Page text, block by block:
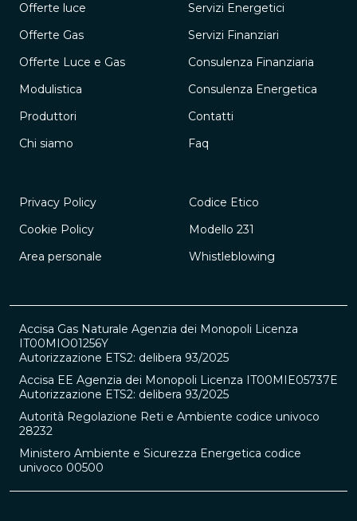
Offerte luce
Offerte Gas
Offerte Luce e Gas
Modulistica
Produttori
Chi siamo
Servizi Energetici
Servizi Finanziari
Consulenza Finanziaria
Consulenza Energetica
Contatti
Faq
Privacy Policy
Cookie Policy
Area personale
Codice Etico
Modello 231
Whistleblowing
Accisa Gas Naturale Agenzia dei Monopoli Licenza
IT00MIO01256Y
Autorizzazione ETS2: delibera 93/2025
Accisa EE Agenzia dei Monopoli Licenza IT00MIE05737E
Autorizzazione ETS2: delibera 93/2025
Autorità Regolazione Reti e Ambiente codice univoco
28232
Ministero Ambiente e Sicurezza Energetica codice
univoco 00500